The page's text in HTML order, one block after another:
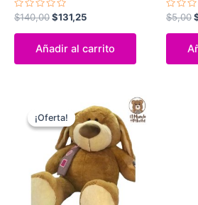
Valorado
con
0
$140,00$131,25
Añadir al carrito
con
0
$5,00
¡Oferta!
¡Oferta!
precio
original
era:
$50,00.
precio
actual
es:
$40,50.